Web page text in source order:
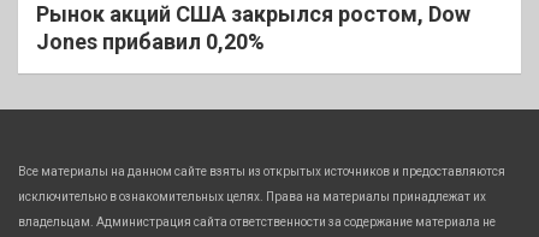
Рынок акций США закрылся ростом, Dow
Jones прибавил 0,20%
Все материалы на данном сайте взяты из открытых источников и предоставляются
исключительно в ознакомительных целях. Права на материалы принадлежат их
владельцам. Администрация сайта ответственности за содержание материала не